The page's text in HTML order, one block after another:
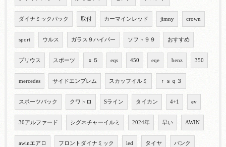
ダイナミックパック 取付 カーマインレッド jimny crown
sport ウルス ガラス９ハイパー ソフト９９ おすすめ
プリウス スポーツ ｘ５ eqs 450 eqe benz 350
mercedes サイドエンブレム スカッフイルミ ｒｓｑ３
スポーツバック クワトロ Sライン タイカン 4+1 ev
30アルファード シグネチャーイルミ 2024年 早い AWIN
awinエアロ フロントダイナミック led タイヤ パンク